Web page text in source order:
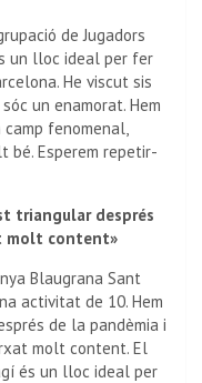
de Jugadors
un lloc ideal per fer
He viscut sis
un enamorat. Hem
fenomenal,
bé. Esperem repetir-
triangular després
molt content»
Blaugrana Sant
activitat de 10. Hem
de la pandèmia i
molt content. El
és un lloc ideal per